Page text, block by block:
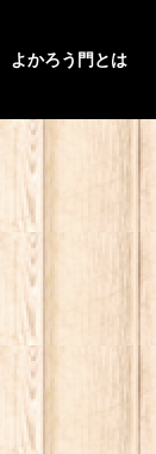
よかろう門とは